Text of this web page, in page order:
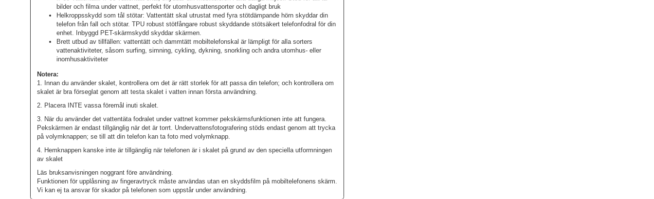
bilder och filma under vattnet, perfekt för utomhusvattensporter och dagligt bruk
Helkroppsskydd som tål stötar: Vattentätt skal utrustat med fyra stötdämpande hörn skyddar din
telefon från fall och stötar. TPU robust stötfångare robust skyddande stötsäkert telefonfodral för din
enhet. Inbyggd PET-skärmskydd skyddar skärmen.
Brett utbud av tillfällen: vattentätt och dammtätt mobiltelefonskal är lämpligt för alla sorters
vattenaktiviteter, såsom surfing, simning, cykling, dykning, snorkling och andra utomhus- eller
inomhusaktiviteter
Notera:
1. Innan du använder skalet, kontrollera om det är rätt storlek för att passa din telefon; och kontrollera om
skalet är bra förseglat genom att testa skalet i vatten innan första användning.
2. Placera INTE vassa föremål inuti skalet.
3. När du använder det vattentäta fodralet under vattnet kommer pekskärmsfunktionen inte att fungera.
Pekskärmen är endast tillgänglig när det är torrt. Undervattensfotografering stöds endast genom att trycka
på volymknappen; se till att din telefon kan ta foto med volymknapp.
4. Hemknappen kanske inte är tillgänglig när telefonen är i skalet på grund av den speciella utformningen
av skalet
Läs bruksanvisningen noggrant före användning.
Funktionen för upplåsning av fingeravtryck måste användas utan en skyddsfilm på mobiltelefonens skärm.
Vi kan ej ta ansvar för skador på telefonen som uppstår under användning.